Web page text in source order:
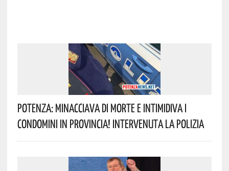
Potenza: Minacciava Di Morte E Intimidiva I
Condomini In Provincia! Intervenuta La Polizia